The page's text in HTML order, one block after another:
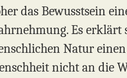
das Bewusstsein
Es
Natur
nicht an die